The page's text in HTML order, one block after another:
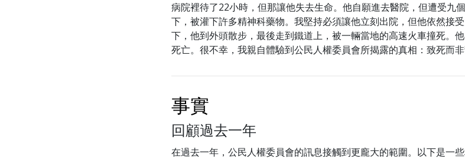
病院裡待了22小時，但那讓他失去生命。他自願進去醫院，但遭受九
下，被灌下許多精神科藥物。我堅持必須讓他立刻出院，但他依然接
下，他到外頭散步，最後走到鐵道上，被一輛當地的高速火車撞死。
死亡。很不幸，我親自體驗到公民人權委員會所揭露的真相：致死而非
事實
回顧過去一年
在過去一年，公民人權委員會的訊息接觸到更龐大的範圍。以下是一些